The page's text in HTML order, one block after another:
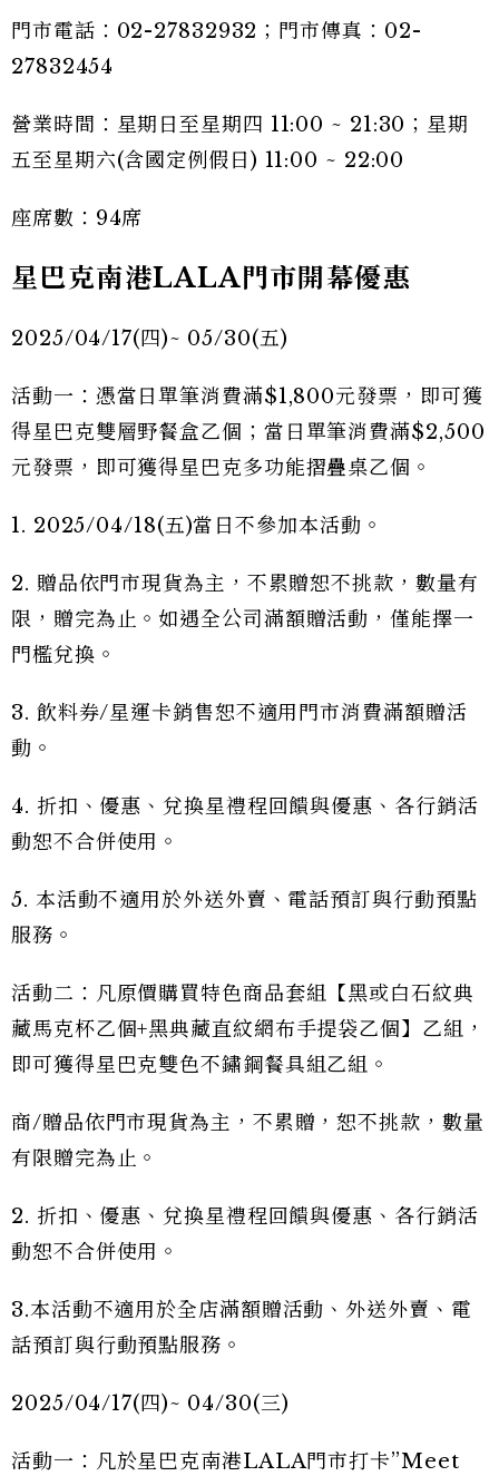
門市電話：02-27832932；門市傳真：02-
27832454
營業時間：星期日至星期四 11:00 ~ 21:30；星期
五至星期六(含國定例假日) 11:00 ~ 22:00
座席數：94席
星巴克南港LALA門市開幕優惠
2025/04/17(四)~ 05/30(五)
活動一：憑當日單筆消費滿$1,800元發票，即可獲
得星巴克雙層野餐盒乙個；當日單筆消費滿$2,500
元發票，即可獲得星巴克多功能摺疊桌乙個。
1. 2025/04/18(五)當日不參加本活動。
2. 贈品依門市現貨為主，不累贈恕不挑款，數量有
限，贈完為止。如遇全公司滿額贈活動，僅能擇一
門檻兌換。
3. 飲料券/星運卡銷售恕不適用門市消費滿額贈活
動。
4. 折扣、優惠、兌換星禮程回饋與優惠、各行銷活
動恕不合併使用。
5. 本活動不適用於外送外賣、電話預訂與行動預點
服務。
活動二：凡原價購買特色商品套組【黑或白石紋典
藏馬克杯乙個+黑典藏直紋網布手提袋乙個】乙組，
即可獲得星巴克雙色不鏽鋼餐具組乙組。
商/贈品依門市現貨為主，不累贈，恕不挑款，數量
有限贈完為止。
2. 折扣、優惠、兌換星禮程回饋與優惠、各行銷活
動恕不合併使用。
3.本活動不適用於全店滿額贈活動、外送外賣、電
話預訂與行動預點服務。
2025/04/17(四)~ 04/30(三)
活動一：凡於星巴克南港LALA門市打卡”Meet